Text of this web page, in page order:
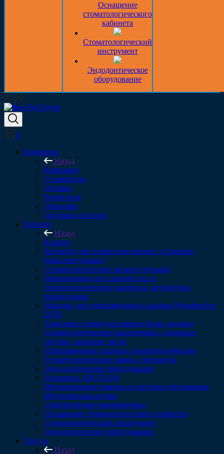
Оснащение
стоматологического
кабинета
Стоматологический
инструмент
Эндодонтическое
оборудование
0
Компания
Назад
Компания
О компании
Отзывы
Реквизиты
Дипломы
Доставка и оплата
Каталог
Назад
Каталог
Запчасти для стоматологических установок
(комплектующие)
Стоматологические шланги (рукава)
Наконечники для слюноотсоса и
стоматологического пылесоса, мундштуки,
переходники
Насадки для ультразвукового скалера (Woodpecker
DTE)
Алмазные и твердосплавные боры, полиры
Стоматологические наконечники, роторные
группы, запасные части
Ультразвуковые скалеры стоматологические
Стоматологические лампы, световоды
Эндодонтическое оборудование
Аппараты AIR FLOW
Интраоральные камеры и системы отбеливания
Медицинская оптика
Электрические микромоторы
Оснащение стоматологического кабинета
Стоматологический инструмент
Эндодонтическое оборудование
Услуги
Назад